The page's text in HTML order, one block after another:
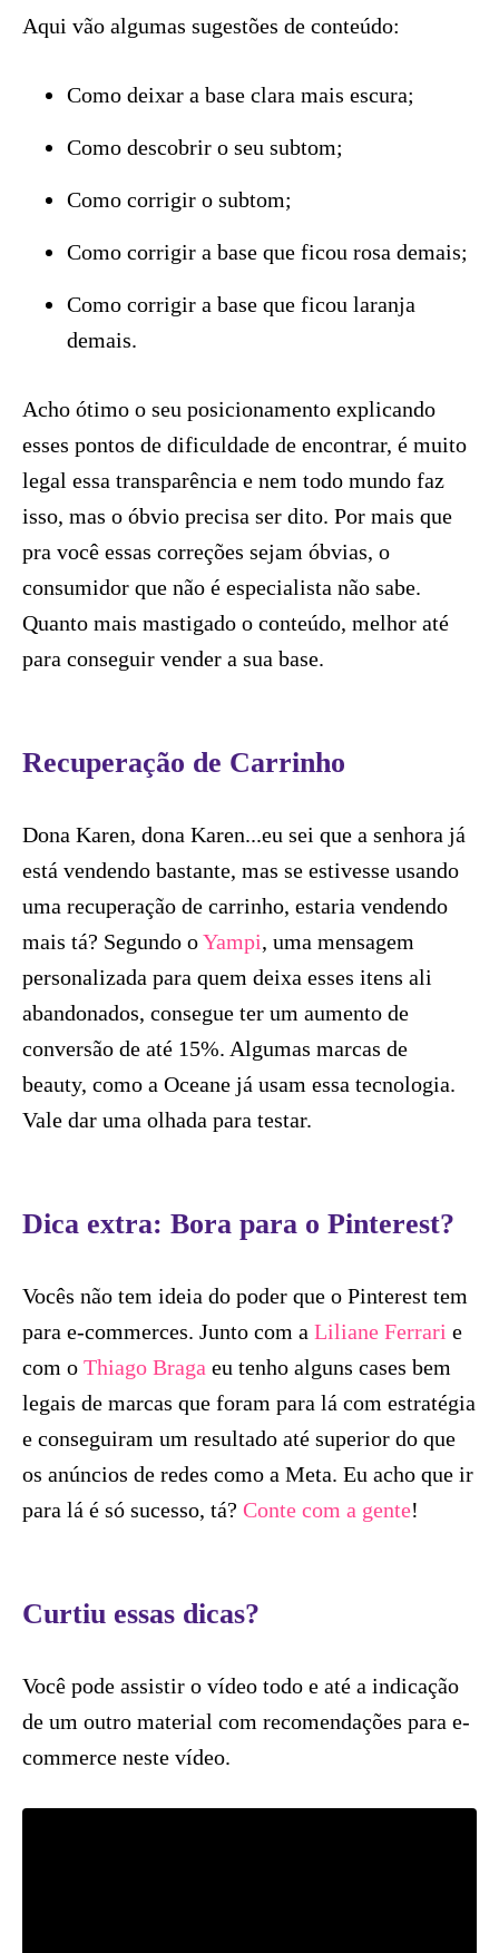
Aqui vão algumas sugestões de conteúdo:
Como deixar a base clara mais escura;
Como descobrir o seu subtom;
Como corrigir o subtom;
Como corrigir a base que ficou rosa demais;
Como corrigir a base que ficou laranja
demais.
Acho ótimo o seu posicionamento explicando
esses pontos de dificuldade de encontrar, é muito
legal essa transparência e nem todo mundo faz
isso, mas o óbvio precisa ser dito. Por mais que
pra você essas correções sejam óbvias, o
consumidor que não é especialista não sabe.
Quanto mais mastigado o conteúdo, melhor até
para conseguir vender a sua base.
Recuperação de Carrinho
Dona Karen, dona Karen...eu sei que a senhora já
está vendendo bastante, mas se estivesse usando
uma recuperação de carrinho, estaria vendendo
mais tá? Segundo oYampi, uma mensagem
personalizada para quem deixa esses itens ali
abandonados, consegue ter um aumento de
conversão de até 15%. Algumas marcas de
beauty, como a Oceane já usam essa tecnologia.
Vale dar uma olhada para testar.
Dica extra: Bora para o Pinterest?
Vocês não tem ideia do poder que o Pinterest tem
para e-commerces. Junto com a Liliane Ferrari e
com o Thiago Braga eu tenho alguns cases bem
legais de marcas que foram para lá com estratégia
e conseguiram um resultado até superior do que
os anúncios de redes como a Meta. Eu acho que ir
para lá é só sucesso, tá? Conte com a gente!
Curtiu essas dicas?
Você pode assistir o vídeo todo e até a indicação
de um outro material com recomendações para e-
commerce neste vídeo.